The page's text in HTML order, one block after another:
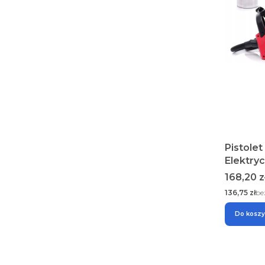
Pistolet
mnl 1 L
Cena
168,20
Cena
136,75 zł
Do